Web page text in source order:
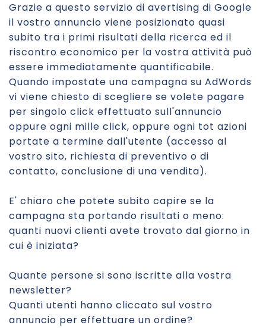
Grazie a questo servizio di avertising di Google
il vostro annuncio viene posizionato quasi
subito tra i primi risultati della ricerca ed il
riscontro economico per la vostra attività può
essere immediatamente quantificabile.
Quando impostate una campagna su AdWords
vi viene chiesto di scegliere se volete pagare
per singolo click effettuato sull'annuncio
oppure ogni mille click, oppure ogni tot azioni
portate a termine dall'utente (accesso al
vostro sito, richiesta di preventivo o di
contatto, conclusione di una vendita).
E' chiaro che potete subito capire se la
campagna sta portando risultati o meno:
quanti nuovi clienti avete trovato dal giorno in
cui è iniziata?
Quante persone si sono iscritte alla vostra
newsletter?
Quanti utenti hanno cliccato sul vostro
annuncio per effettuare un ordine?